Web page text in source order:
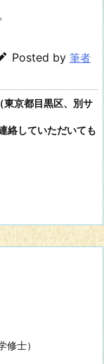
Posted by 筆者
（東京都目黒区、別サ
絡していただいても
士）